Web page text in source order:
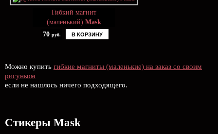
Гибкий магнит
(маленький) Mask
70 руб. В КОРЗИНУ
Можно купить гибкие магниты (маленькие) на заказ со своим
рисунком
если не нашлось ничего подходящего.
Стикеры Mask